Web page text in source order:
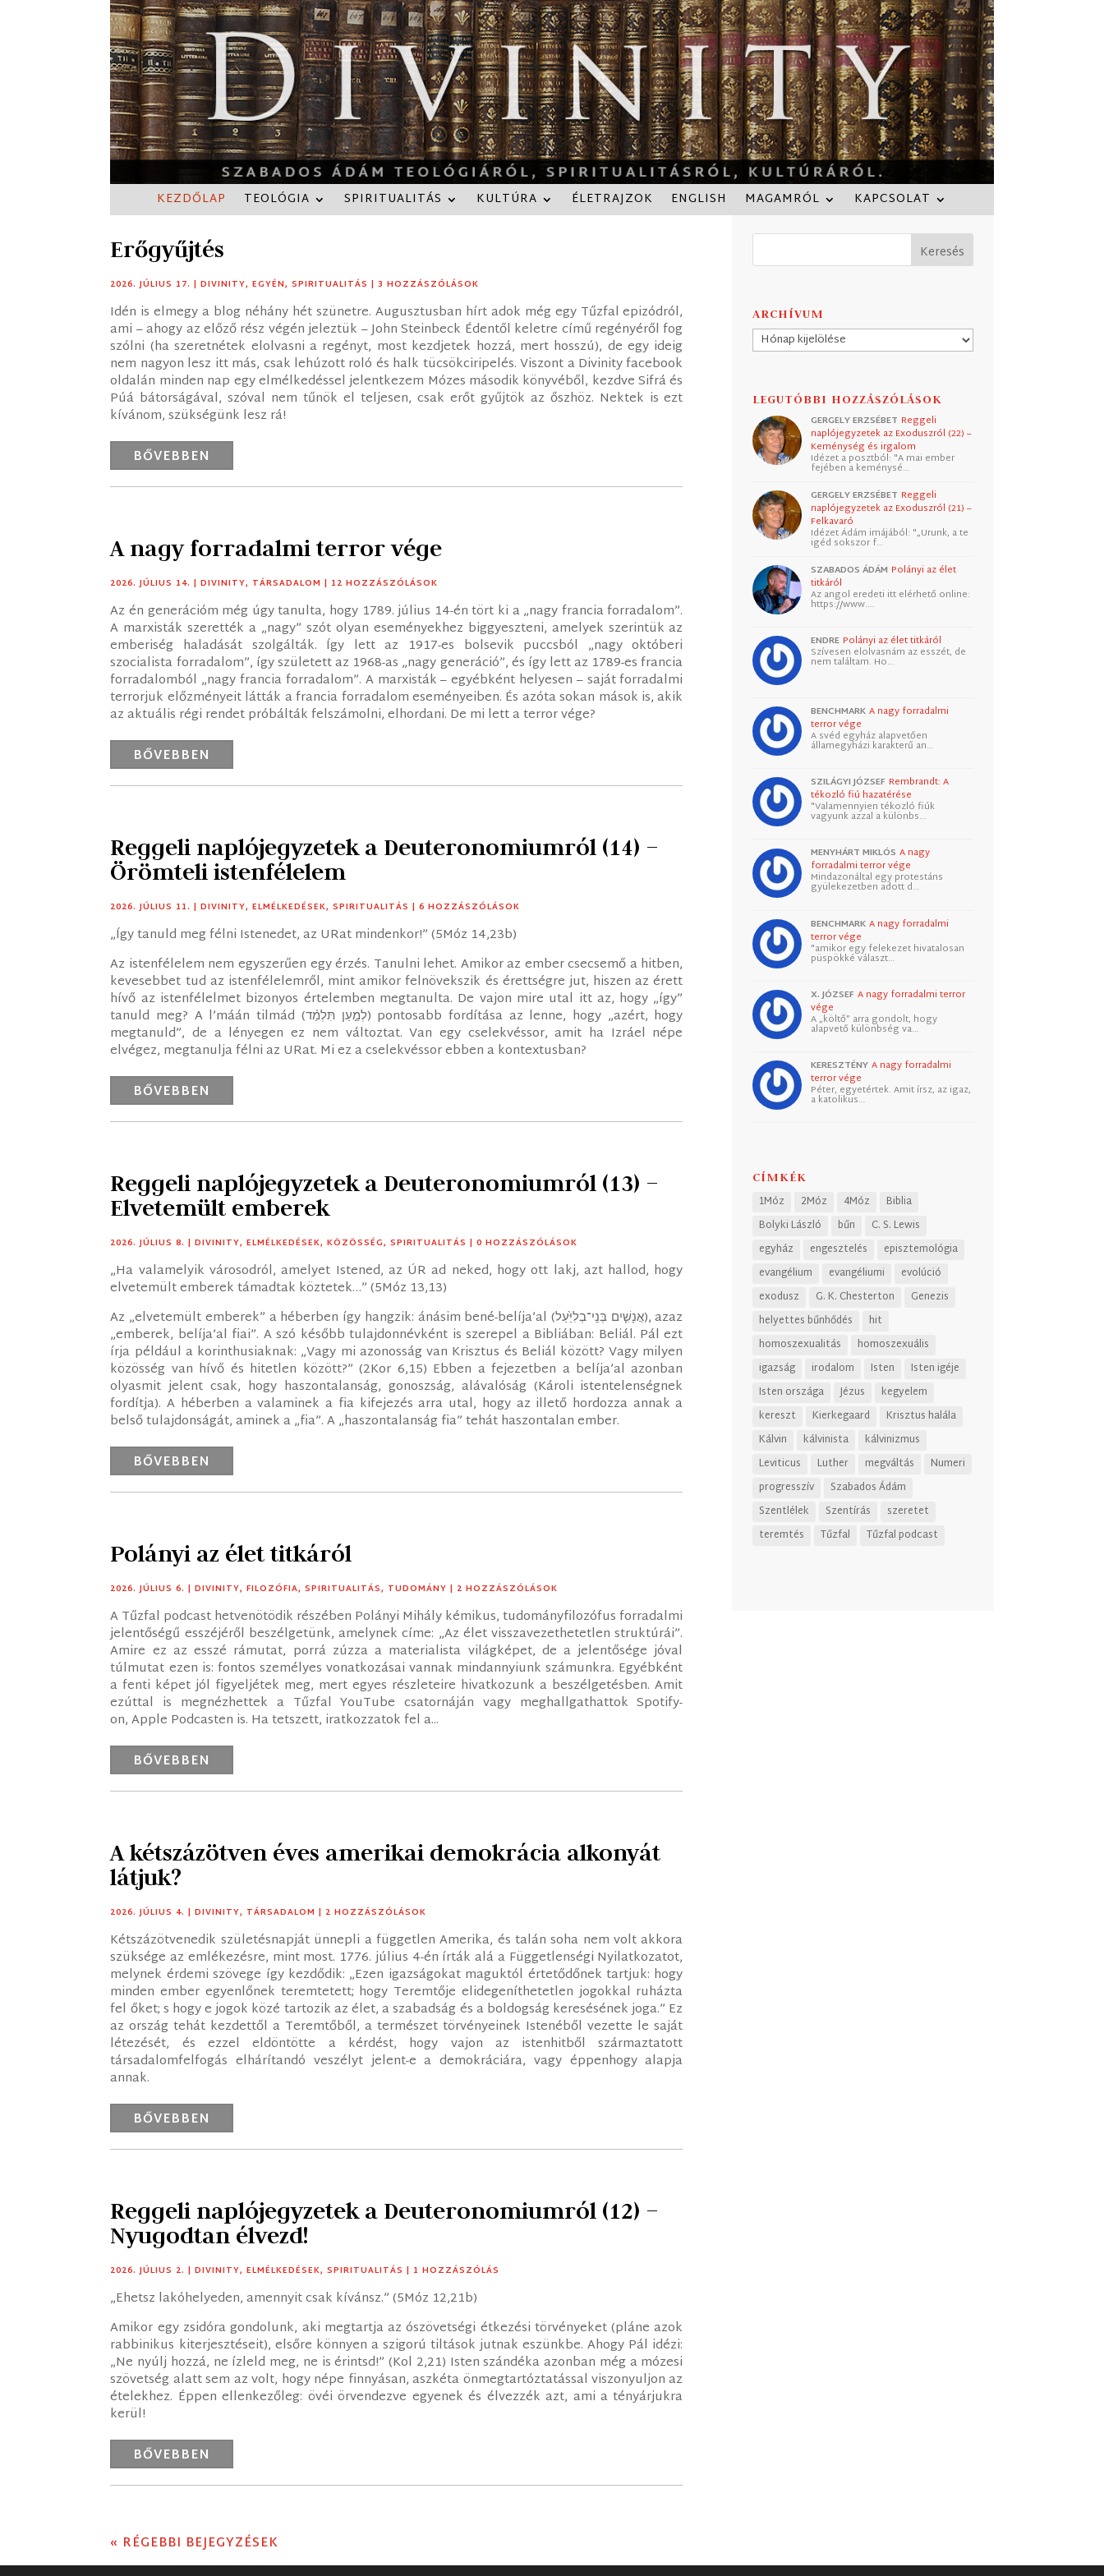
KEZDŐLAP TEOLÓGIA SPIRITUALITÁS KULTÚRA ÉLETRAJZOK ENGLISH MAGAMRÓL KAPCSOLAT
Erőgyűjtés
2026. JÚLIUS 17. |DIVINITY,EGYÉN,SPIRITUALITÁS | 3 HOZZÁSZÓLÁSOK
Idén is elmegy a blog néhány hét szünetre. Augusztusban hírt adok még egy Tűzfal epizódról,
ami – ahogy az előző rész végén jeleztük – John Steinbeck Édentől keletre című regényéről fog
szólni (ha szeretnétek elolvasni a regényt, most kezdjetek hozzá, mert hosszú), de egy ideig
nem nagyon lesz itt más, csak lehúzott roló és halk tücsökciripelés. Viszont a Divinity facebook
oldalán minden nap egy elmélkedéssel jelentkezem Mózes második könyvéből, kezdve Sifrá és
Púá bátorságával, szóval nem tűnök el teljesen, csak erőt gyűjtök az őszhöz. Nektek is ezt
kívánom, szükségünk lesz rá!
BŐVEBBEN
A nagy forradalmi terror vége
2026. JÚLIUS 14. |DIVINITY, TÁRSADALOM | 12 HOZZÁSZÓLÁSOK
Az én generációm még úgy tanulta, hogy 1789. július 14-én tört ki a „nagy francia forradalom”.
A marxisták szerették a „nagy” szót olyan eseményekhez biggyeszteni, amelyek szerintük az
emberiség haladását szolgálták. Így lett az 1917-es bolsevik puccsból „nagy októberi
szocialista forradalom”, így született az 1968-as „nagy generáció”, és így lett az 1789-es francia
forradalomból „nagy francia forradalom”. A marxisták – egyébként helyesen – saját forradalmi
terrorjuk előzményeit látták a francia forradalom eseményeiben. És azóta sokan mások is, akik
az aktuális régi rendet próbálták felszámolni, elhordani. De mi lett a terror vége?
BŐVEBBEN
Reggeli naplójegyzetek a Deuteronomiumról (14) –
Örömteli istenfélelem
2026. JÚLIUS 11. |DIVINITY,ELMÉLKEDÉSEK,SPIRITUALITÁS | 6 HOZZÁSZÓLÁSOK
„Így tanuld meg félni Istenedet, az URat mindenkor!” (5Móz 14,23b)
Az istenfélelem nem egyszerűen egy érzés. Tanulni lehet. Amikor az ember csecsemő a hitben,
kevesebbet tud az istenfélelemről, mint amikor felnövekszik és érettségre jut, hiszen az érett
hívő az istenfélelmet bizonyos értelemben megtanulta. De vajon mire utal itt az, hogy „így”
tanuld meg? A l’máán tilmád (‎לְמַ֣עַן תִּלְמַ֗ד) pontosabb fordítása az lenne, hogy „azért, hogy
megtanuld”, de a lényegen ez nem változtat. Van egy cselekvéssor, amit ha Izráel népe
elvégez, megtanulja félni az URat. Mi ez a cselekvéssor ebben a kontextusban?
BŐVEBBEN
Reggeli naplójegyzetek a Deuteronomiumról (13) –
Elvetemült emberek
2026. JÚLIUS 8. |DIVINITY,ELMÉLKEDÉSEK,KÖZÖSSÉG,SPIRITUALITÁS | 0 HOZZÁSZÓLÁSOK
„Ha valamelyik városodról, amelyet Istened, az ÚR ad neked, hogy ott lakj, azt hallod, hogy
elvetemült emberek támadtak köztetek…” (5Móz 13,13)
Az „elvetemült emberek” a héberben így hangzik: ánásim bené-belíja’al (‎אֲנָשִׁ֤ים בְּנֵֽי־בְלִיַּ֙עַל), azaz
„emberek, belíja’al fiai”. A szó később tulajdonnévként is szerepel a Bibliában: Beliál. Pál ezt
írja például a korinthusiaknak: „Vagy mi azonosság van Krisztus és Beliál között? Vagy milyen
közösség van hívő és hitetlen között?” (2Kor 6,15) Ebben a fejezetben a belíja’al azonban
olyasmit jelent csak, hogy haszontalanság, gonoszság, alávalóság (Károli istentelenségnek
fordítja). A héberben a valaminek a fia kifejezés arra utal, hogy az illető hordozza annak a
belső tulajdonságát, aminek a „fia”. A „haszontalanság fia” tehát haszontalan ember.
BŐVEBBEN
Polányi az élet titkáról
2026. JÚLIUS 6. |DIVINITY,FILOZÓFIA,SPIRITUALITÁS, TUDOMÁNY | 2 HOZZÁSZÓLÁSOK
A Tűzfal podcast hetvenötödik részében Polányi Mihály kémikus, tudományfilozófus forradalmi
jelentőségű esszéjéről beszélgetünk, amelynek címe: „Az élet visszavezethetetlen struktúrái”.
Amire ez az esszé rámutat, porrá zúzza a materialista világképet, de a jelentősége jóval
túlmutat ezen is: fontos személyes vonatkozásai vannak mindannyiunk számunkra. Egyébként
a fenti képet jól figyeljétek meg, mert egyes részleteire hivatkozunk a beszélgetésben. Amit
ezúttal is megnézhettek a Tűzfal YouTube csatornáján vagy meghallgathattok Spotify-
on, Apple Podcasten is. Ha tetszett, iratkozzatok fel a...
BŐVEBBEN
A kétszázötven éves amerikai demokrácia alkonyát
látjuk?
2026. JÚLIUS 4. |DIVINITY, TÁRSADALOM | 2 HOZZÁSZÓLÁSOK
Kétszázötvenedik születésnapját ünnepli a független Amerika, és talán soha nem volt akkora
szüksége az emlékezésre, mint most. 1776. július 4-én írták alá a Függetlenségi Nyilatkozatot,
melynek érdemi szövege így kezdődik: „Ezen igazságokat maguktól értetődőnek tartjuk: hogy
minden ember egyenlőnek teremtetett; hogy Teremtője elidegeníthetetlen jogokkal ruházta
fel őket; s hogy e jogok közé tartozik az élet, a szabadság és a boldogság keresésének joga.” Ez
az ország tehát kezdettől a Teremtőből, a természet törvényeinek Istenéből vezette le saját
létezését, és ezzel eldöntötte a kérdést, hogy vajon az istenhitből származtatott
társadalomfelfogás elhárítandó veszélyt jelent-e a demokráciára, vagy éppenhogy alapja
annak.
BŐVEBBEN
Reggeli naplójegyzetek a Deuteronomiumról (12) –
Nyugodtan élvezd!
2026. JÚLIUS 2. |DIVINITY,ELMÉLKEDÉSEK,SPIRITUALITÁS | 1 HOZZÁSZÓLÁS
„Ehetsz lakóhelyeden, amennyit csak kívánsz.” (5Móz 12,21b)
Amikor egy zsidóra gondolunk, aki megtartja az ószövetségi étkezési törvényeket (pláne azok
rabbinikus kiterjesztéseit), elsőre könnyen a szigorú tiltások jutnak eszünkbe. Ahogy Pál idézi:
„Ne nyúlj hozzá, ne ízleld meg, ne is érintsd!” (Kol 2,21) Isten szándéka azonban még a mózesi
szövetség alatt sem az volt, hogy népe finnyásan, aszkéta önmegtartóztatással viszonyuljon az
ételekhez. Éppen ellenkezőleg: övéi örvendezve egyenek és élvezzék azt, ami a tényárjukra
kerül!
BŐVEBBEN
« RÉGEBBI BEJEGYZÉSEK
ARCHÍVUM
Archívum
LEGUTÓBBI HOZZÁSZÓLÁSOK
GERGELY ERZSÉBET Reggeli
naplójegyzetek az Exoduszról (22) –
Keménység és irgalom
Idézet a posztból: "A mai ember
fejében a keménysé…
GERGELY ERZSÉBET Reggeli
naplójegyzetek az Exoduszról (21) –
Felkavaró
Idézet Ádám imájából: "„Urunk, a te
igéd sokszor f…
SZABADOS ÁDÁM Polányi az élet
titkáról
Az angol eredeti itt elérhető online:
https://www.…
ENDRE Polányi az élet titkáról
Szívesen elolvasnám az esszét, de
nem találtam. Ho…
BENCHMARK A nagy forradalmi
terror vége
A svéd egyház alapvetően
államegyházi karakterű an…
SZILÁGYI JÓZSEF Rembrandt: A
tékozló fiú hazatérése
"Valamennyien tékozló fiúk
vagyunk azzal a különbs…
MENYHÁRT MIKLÓS A nagy
forradalmi terror vége
Mindazonáltal egy protestáns
gyülekezetben adott d…
BENCHMARK A nagy forradalmi
terror vége
"amikor egy felekezet hivatalosan
püspökké választ…
X. JÓZSEF A nagy forradalmi terror
vége
A „költő” arra gondolt, hogy
alapvető különbség va…
KERESZTÉNY A nagy forradalmi
terror vége
Péter, egyetértek. Amit írsz, az igaz,
a katolikus…
CÍMKÉK
1Móz 2Móz 4Móz
Biblia
Bolyki László
bűn
C. S. Lewis
egyház
engesztelés
episztemológia
evangélium
evangéliumi
evolúció
exodusz
G. K. Chesterton
Genezis
helyettes bűnhődés
hit
homoszexualitás
homoszexuális
igazság
irodalom Isten
Isten igéje
Isten országa
Jézus
kegyelem
kereszt
Kierkegaard
Krisztus halála
Kálvin
kálvinista
kálvinizmus
Leviticus
Luther megváltás
Numeri
progresszív
Szabados Ádám
Szentlélek
Szentírás
szeretet
teremtés
Tűzfal Tűzfal podcast